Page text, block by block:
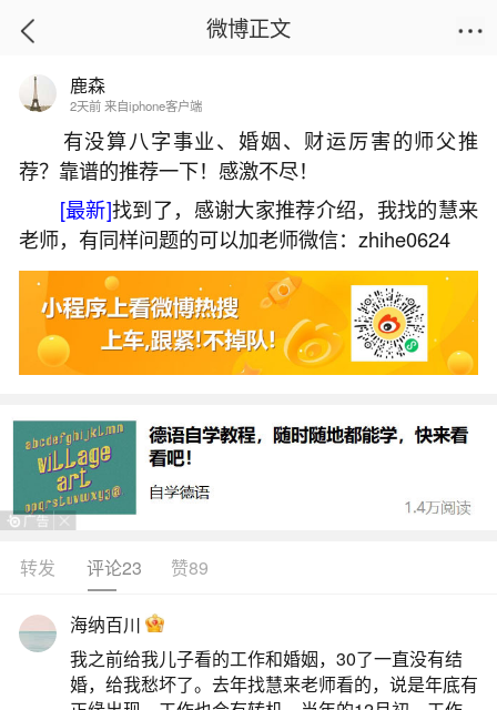
首页
64年属龙女在2026年运程
2026-06-01 17:18:17 24 3 赞
生活中像64年属龙女在2026年运程都是很常见
的问题，但是小问题不注意可能会引起大麻烦，下
面就这个问题给大家做一些解读：
一、64年属龙女在2026年运势咋样
1964年属龙女2026年整体运势稳中有升，健康
需格外留心。火旺之年对甲辰龙女影响明显，木气
被耗易致肝胆、脾胃不适，加上“血刃”“吊客”等凶星
走动，调和燥气，稳定情绪。事业上趋于平稳，退
休者安享清福，从商或自由职业者口碑积累正当
微博正文
鹿森
2天前 来自iphone客户端
有没算八字事业、婚姻、财运厉害的师父推
荐？靠谱的推荐一下！感激不尽！
[最新]找到了，感谢大家推荐介绍，我找的慧来
老师，有同样问题的可以加老师微信：zhihe0624
转发 评论23 赞89
海纳百川
我之前给我儿子看的工作和婚姻，30了一直没有结
婚，给我愁坏了。去年找慧来老师看的，说是年底有